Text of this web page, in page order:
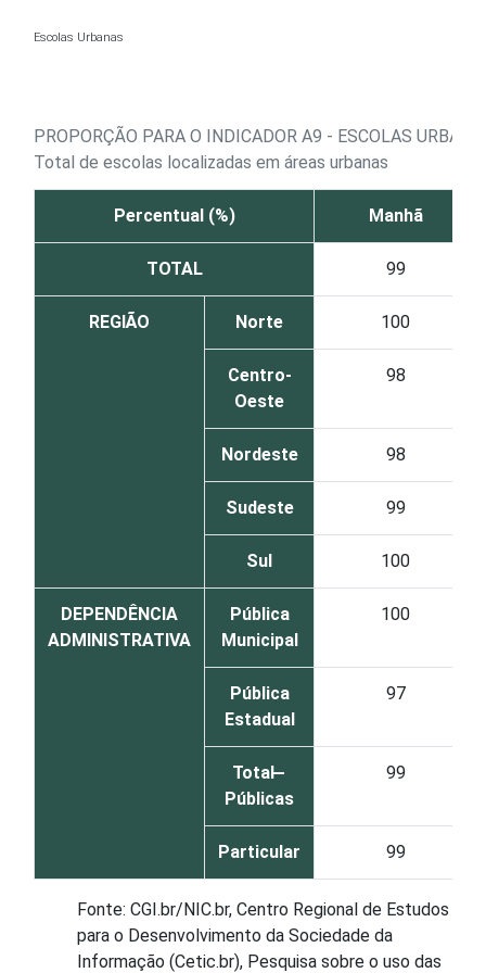
Escolas Urbanas
PROPORÇÃO PARA O INDICADOR A9 - ESCOLAS
Total de escolas localizadas em áreas urbanas
Percentual (%) Manhã
TOTAL 99
REGIÃO Norte 100
Centro-
Oeste
98
Nordeste 98
Sudeste 99
Sul 100
DEPENDÊNCIA
ADMINISTRATIVA
Pública
Municipal
100
Pública
Estadual
97
Total ̶
Públicas
99
Particular 99
Fonte: CGI.br/NIC.br, Centro Regional de Estudos
para o Desenvolvimento da Sociedade da
Informação (Cetic.br), Pesquisa sobre o uso das